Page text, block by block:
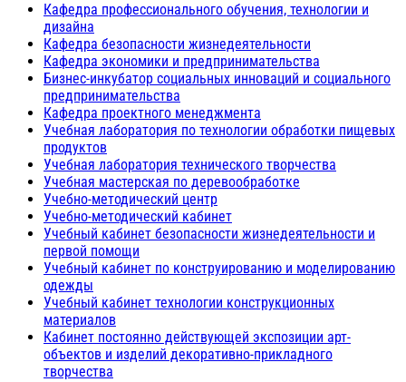
Кафедра профессионального обучения, технологии и
дизайна
Кафедра безопасности жизнедеятельности
Кафедра экономики и предпринимательства
Бизнес-инкубатор социальных инноваций и социального
предпринимательства
Кафедра проектного менеджмента
Учебная лаборатория по технологии обработки пищевых
продуктов
Учебная лаборатория технического творчества
Учебная мастерская по деревообработке
Учебно-методический центр
Учебно-методический кабинет
Учебный кабинет безопасности жизнедеятельности и
первой помощи
Учебный кабинет по конструированию и моделированию
одежды
Учебный кабинет технологии конструкционных
материалов
Кабинет постоянно действующей экспозиции арт-
объектов и изделий декоративно-прикладного
творчества